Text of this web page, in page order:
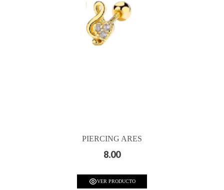
PIERCING ARES
8.00
VER PRODUCTO